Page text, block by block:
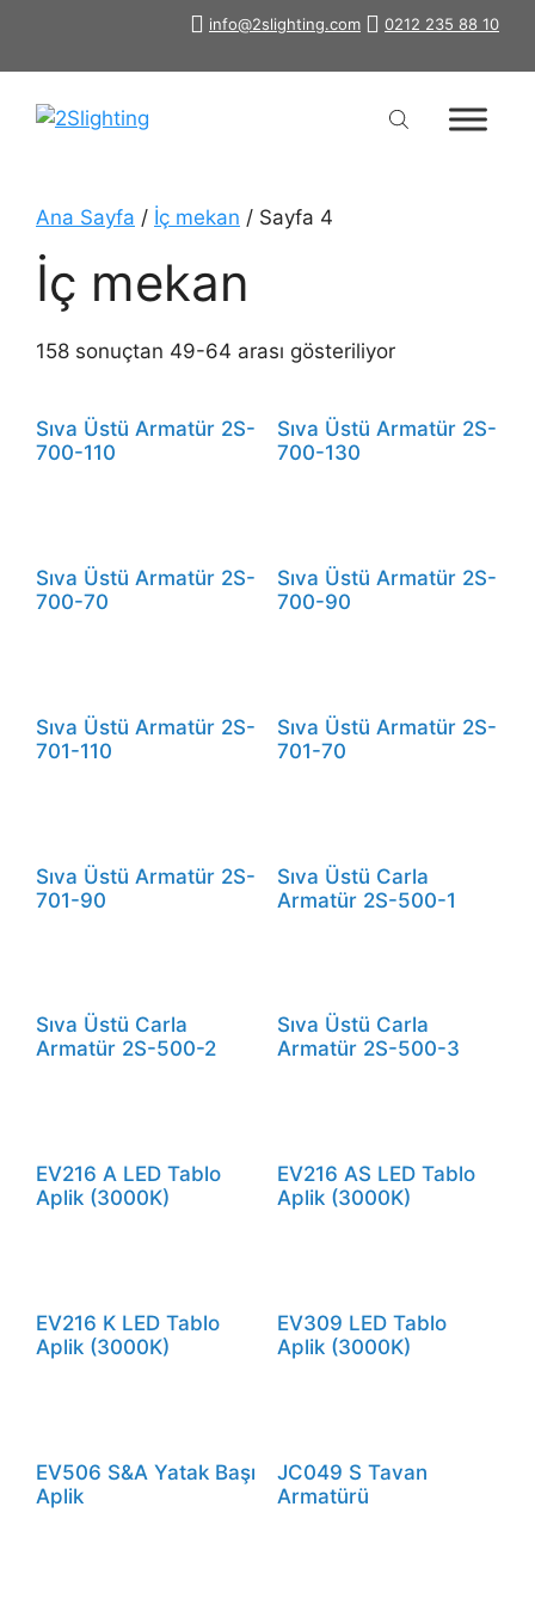
info@2slighting.com 0212 235 88 10
Ana Sayfa / İç mekan / Sayfa 4
İç mekan
158 sonuçtan 49-64 arası gösteriliyor
Sıva Üstü Armatür 2S-
700-110
Sıva Üstü Armatür 2S-
700-130
Sıva Üstü Armatür 2S-
700-70
Sıva Üstü Armatür 2S-
700-90
Sıva Üstü Armatür 2S-
701-110
Sıva Üstü Armatür 2S-
701-70
Sıva Üstü Armatür 2S-
701-90
Sıva Üstü Carla
Armatür 2S-500-1
Sıva Üstü Carla
Armatür 2S-500-2
Sıva Üstü Carla
Armatür 2S-500-3
EV216 A LED Tablo
Aplik (3000K)
EV216 AS LED Tablo
Aplik (3000K)
EV216 K LED Tablo
Aplik (3000K)
EV309 LED Tablo
Aplik (3000K)
EV506 S&A Yatak Başı
Aplik
JC049 S Tavan
Armatürü